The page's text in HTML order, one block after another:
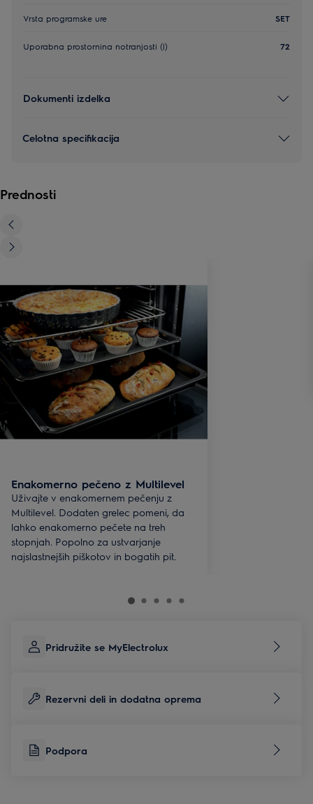
Vrsta programske ure SET
Uporabna prostornina notranjosti (l) 72
Dokumenti izdelka
Celotna specifikacija
Prednosti
Enakomerno pečeno z Multilevel
Uživajte v enakomernem pečenju z
Multilevel. Dodaten grelec pomeni, da
lahko enakomerno pečete na treh
stopnjah. Popolno za ustvarjanje
najslastnejših piškotov in bogatih pit.
Pridružite se MyElectrolux
Rezervni deli in dodatna oprema
Podpora